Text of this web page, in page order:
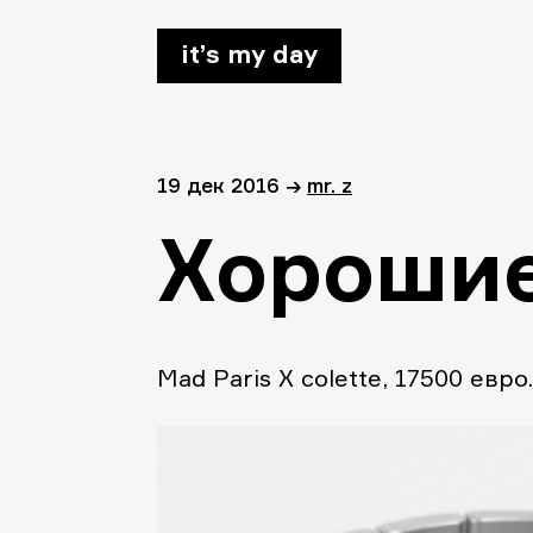
it’s my day
19 дек 2016 → mr. z
Mad Paris X colette, 17500 евро.